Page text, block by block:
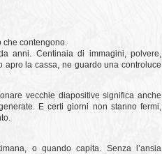
che contengono.
anni. Centinaia di immagini, polvere,
apro la cassa, ne guardo una controluce
vecchie diapositive significa anche
E certi giorni non stanno fermi,
o quando capita. Senza l’ansia